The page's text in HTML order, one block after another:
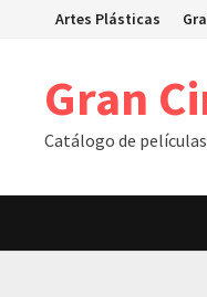
Artes Plásticas
Gran
Catálogo de